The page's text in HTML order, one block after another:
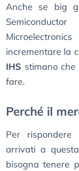
Anche se big
incrementare la
IHS stimano
fare.
Perché il
Per
arrivati a
bisogna tenere